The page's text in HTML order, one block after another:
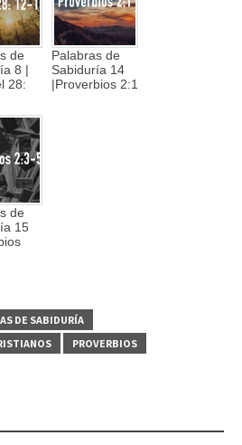
de
8 |
28:
Palabras de
Sabiduría 14
|Proverbios 2:1
de
15
DE SABIDURÍA
PROVERBIOS